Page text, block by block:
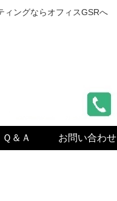
ィングならオフィスGSRへ
Ｑ＆Ａ お問い合わせ